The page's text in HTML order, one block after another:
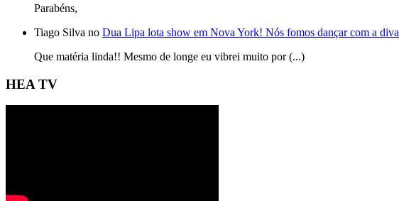
Parabéns,
Tiago Silva no Dua Lipa lota show em Nova York! Nós fomos dançar com a diva
Que matéria linda!! Mesmo de longe eu vibrei muito por (...)
HEA TV